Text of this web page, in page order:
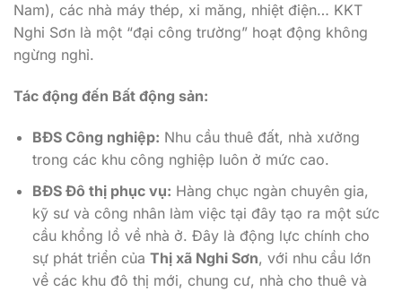
Nam), các nhà máy thép, xi măng, nhiệt điện… KKT
Nghi Sơn là một “đại công trường” hoạt động không
ngừng nghỉ.
Tác động đến Bất động sản:
BĐS Công nghiệp: Nhu cầu thuê đất, nhà xưởng
trong các khu công nghiệp luôn ở mức cao.
BĐS Đô thị phục vụ: Hàng chục ngàn chuyên gia,
kỹ sư và công nhân làm việc tại đây tạo ra một sức
cầu khổng lồ về nhà ở. Đây là động lực chính cho
sự phát triển của Thị xã Nghi Sơn, với nhu cầu lớn
về các khu đô thị mới, chung cư, nhà cho thuê và